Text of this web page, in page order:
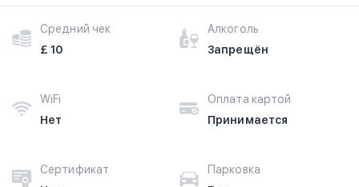
Средний чек
£ 10
Алкоголь
Запрещён
WiFi
Нет
Оплата картой
Принимается
Сертификат
Парковка